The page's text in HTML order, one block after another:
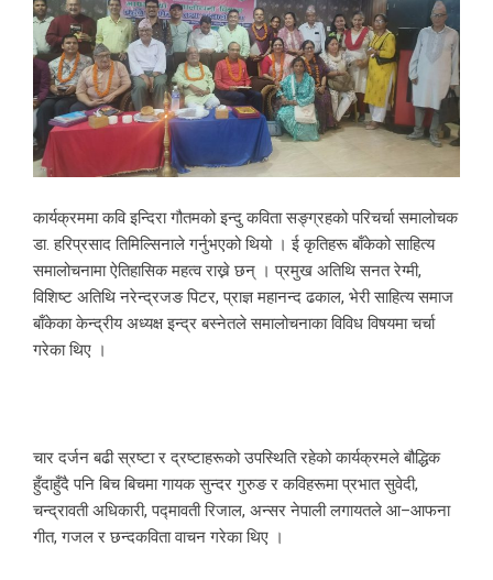
कार्यक्रममा कवि इन्दिरा गौतमको इन्दु कविता सङ्ग्रहको परिचर्चा समालोचक
डा. हरिप्रसाद तिमिल्सिनाले गर्नुभएको थियो । ई कृतिहरू बाँकेको साहित्य
समालोचनामा ऐतिहासिक महत्व राख्ने छन् । प्रमुख अतिथि सनत रेग्मी,
विशिष्ट अतिथि नरेन्द्रजङ पिटर, प्राज्ञ महानन्द ढकाल, भेरी साहित्य समाज
बाँकेका केन्द्रीय अध्यक्ष इन्द्र बस्नेतले समालोचनाका विविध विषयमा चर्चा
गरेका थिए ।
चार दर्जन बढी स्रष्टा र द्रष्टाहरूको उपस्थिति रहेको कार्यक्रमले बौद्धिक
हुँदाहुँदै पनि बिच बिचमा गायक सुन्दर गुरुङ र कविहरूमा प्रभात सुवेदी,
चन्द्रावती अधिकारी, पद्मावती रिजाल, अन्सर नेपाली लगायतले आ–आफना
गीत, गजल र छन्दकविता वाचन गरेका थिए ।